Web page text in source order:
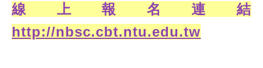
線上報名連結
http://nbsc.cbt.ntu.edu.tw